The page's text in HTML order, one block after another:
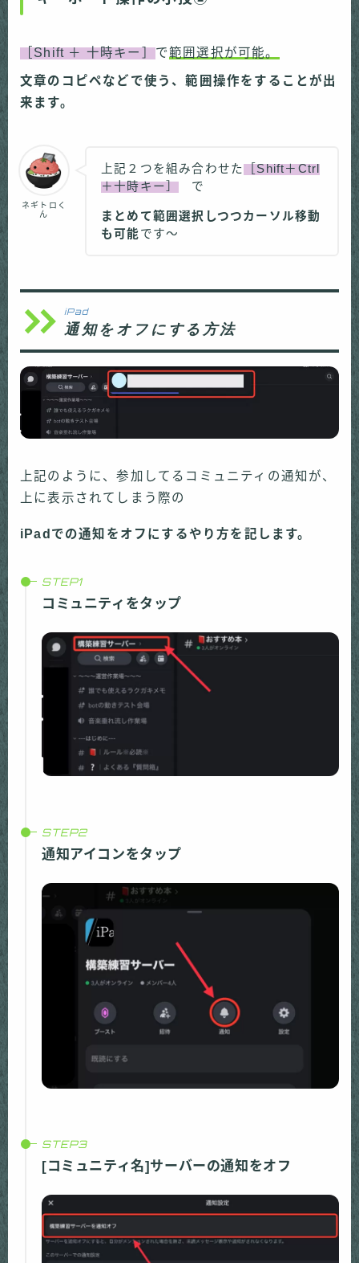
Shift ＋ 十時キー で範囲選択が可能。
文章のコピペなどで使う、範囲操作をすることが出
来ます。
ネギトロく
ん
上記２つを組み合わせた
［Shift＋Ctrl
＋十時キー］
で
まとめて範囲選択しつつカーソル移動
も可能です〜
iPad
通知をオフにする 方法
上記のように、参加してるコミュニティの通知が、
上に表示されてしまう際の
iPadでの通知をオフにするやり方を記します。
コミュニティをタップ
通知アイコンをタップ
[コミュニティ名]サーバーの通知をオフ